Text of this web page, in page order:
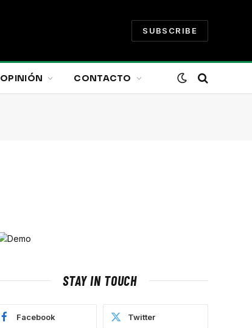
SUBSCRIBE
OPINIÓN CONTACTO
STAY IN TOUCH
Facebook Twitter